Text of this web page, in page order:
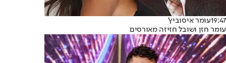
19:47עומר איסוביץ'
עומר חזן ושובל חזיזה מאורסים